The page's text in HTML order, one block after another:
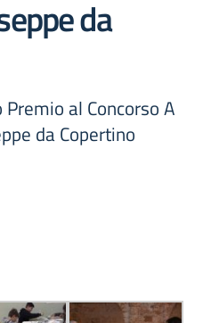
da
al Concorso A
da Copertino